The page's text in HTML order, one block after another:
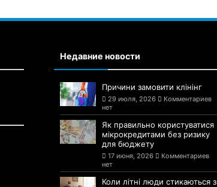
Недавние новости
Причини замовити клінінг
29 июля, 2026
Комментариев
нет
Як правильно користуватися
мікрокредитами без ризику
для бюджету
17 июня, 2026
Комментариев
нет
Коли літні люди стикаються з